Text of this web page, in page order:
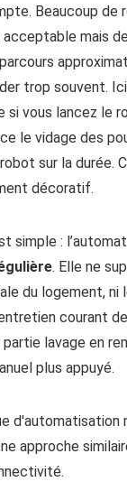
Beaucoup de
mais
trop souvent.
si vous lancez le
le vidage des
sur la durée.
décoratif.
simple :
. Elle ne
du logement, ni
courant
lavage en
plus appuyé.
d'automatisation
approche